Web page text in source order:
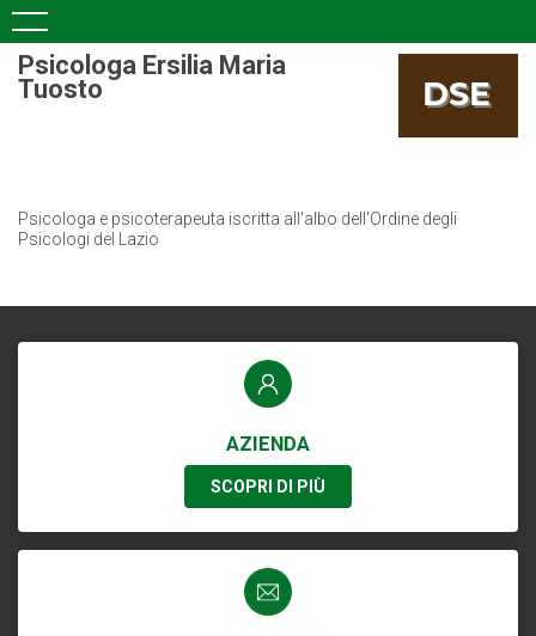
Psicologa Ersilia Maria
Tuosto
Psicologa e psicoterapeuta iscritta all'albo dell'Ordine degli
Psicologi del Lazio
AZIENDA
SCOPRI DI PIÙ